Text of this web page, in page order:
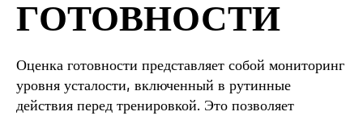
ГОТОВНОСТИ
Оценка готовности представляет собой мониторинг
уровня усталости, включенный в рутинные
действия перед тренировкой. Это позволяет